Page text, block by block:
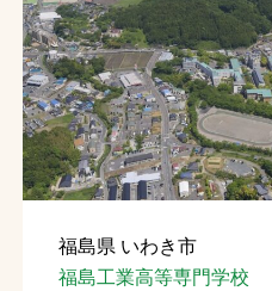
福島県 いわき市
福島工業高等専門学校